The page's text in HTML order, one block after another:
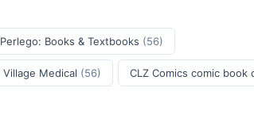
Perlego: Books & Textbooks (56)
Village Medical (56) CLZ Comics comic book